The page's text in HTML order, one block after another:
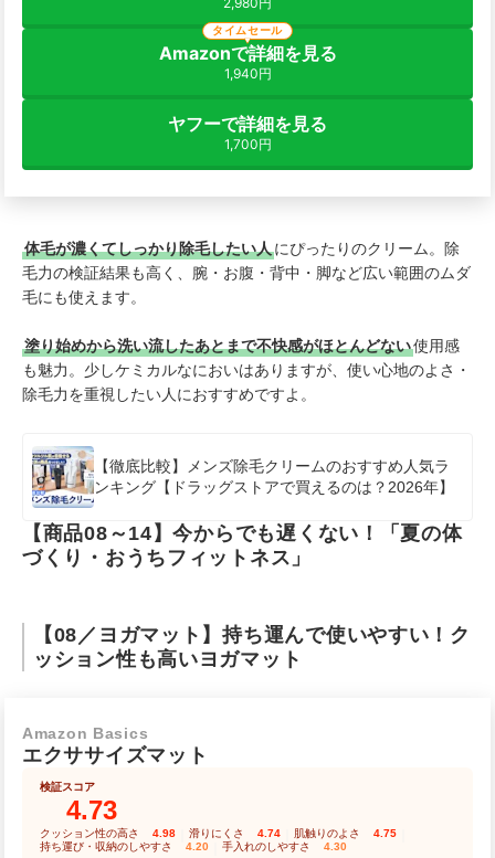
Amazonで詳細を見る
1,940円
タイムセール
ヤフーで詳細を見る
1,700円
体毛が濃くてしっかり除毛したい人にぴったりのクリーム。除
毛力の検証結果も高く、腕・お腹・背中・脚など広い範囲のムダ
毛にも使えます。
塗り始めから洗い流したあとまで不快感がほとんどない使用感
も魅力。少しケミカルなにおいはありますが、使い心地のよさ・
除毛力を重視したい人におすすめですよ。
【徹底比較】メンズ除毛クリームのおすすめ人気ラ
ンキング【ドラッグストアで買えるのは？2026年】
【商品08～14】今からでも遅くない！「夏の体
づくり・おうちフィットネス」
【08／ヨガマット】持ち運んで使いやすい！ク
ッション性も高いヨガマット
Amazon Basics
エクササイズマット
検証スコア
4.73
クッション性の高さ 4.98 滑りにくさ 4.74 肌触りのよさ 4.75
持ち運び・収納のしやすさ 4.20 手入れのしやすさ 4.30